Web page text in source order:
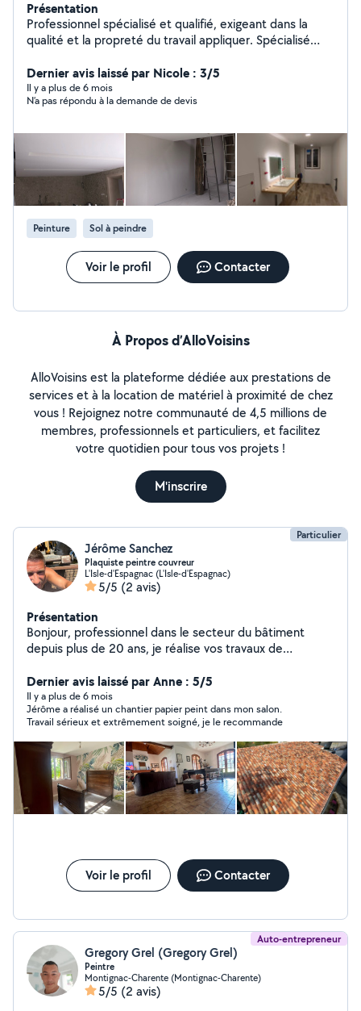
Présentation
Professionnel spécialisé et qualifié, exigeant dans la
qualité et la propreté du travail appliquer. Spécialisé
parquet, etc..).
Dernier avis laissé par Nicole : 3/5
Il y a plus de 6 mois
N’a pas répondu à la demande de devis
Peinture Sol à peindre
Voir le profil Contacter
À Propos d’AlloVoisins
AlloVoisins est la plateforme dédiée aux prestations de
services et à la location de matériel à proximité de chez
vous ! Rejoignez notre communauté de 4,5 millions de
membres, professionnels et particuliers, et facilitez
votre quotidien pour tous vos projets !
M'inscrire
Particulier
Jérôme Sanchez
Plaquiste peintre couvreur
L'Isle-d'Espagnac (L'Isle-d'Espagnac)
5/5 (2 avis)
Présentation
Bonjour, professionnel dans le secteur du bâtiment
depuis plus de 20 ans, je réalise vos travaux de
également pour vos travaux de couverture. Intervention
rapide et soignée.
Dernier avis laissé par Anne : 5/5
Il y a plus de 6 mois
Jérôme a réalisé un chantier papier peint dans mon salon.
Travail sérieux et extrêmement soigné, je le recommande
Voir le profil Contacter
Auto-entrepreneur
Gregory Grel (Gregory Grel)
Peintre
Montignac-Charente (Montignac-Charente)
5/5 (2 avis)